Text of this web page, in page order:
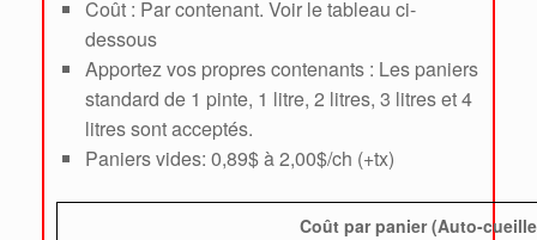
Coût : Par contenant. Voir le tableau ci-
dessous
Apportez vos propres contenants : Les paniers
standard de 1 pinte, 1 litre, 2 litres, 3 litres et 4
litres sont acceptés.
Paniers vides: 0,89$ à 2,00$/ch (+tx)
Coût par panier (Auto-